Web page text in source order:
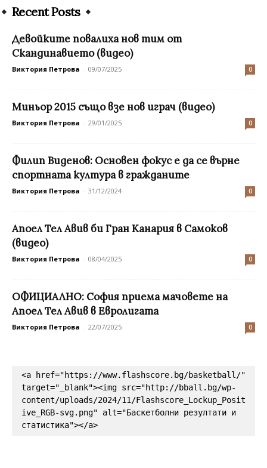
Recent Posts
Девойките повалиха нов тим от
Скандинавието (видео)
Виктория Петрова - 09/07/2025 0
Миньор 2015 също взе нов играч (видео)
Виктория Петрова - 29/01/2025 0
Филип Виденов: Основен фокус е да се върне
спортната култура в гражданите
Виктория Петрова - 31/12/2024 0
Апоел Тел Авив би Гран Канария в Самоков
(видео)
Виктория Петрова - 08/04/2025 0
ОФИЦИАЛНО: София приема мачовете на
Апоел Тел Авив в Евролигата
Виктория Петрова - 22/07/2025 0
<a href="https://www.flashscore.bg/basketball/"
target="_blank"><img src="http://bball.bg/wp-
content/uploads/2024/11/Flashscore_Lockup_Posit
ive_RGB-svg.png" alt="Баскетболни резултати и
статистика"></a>